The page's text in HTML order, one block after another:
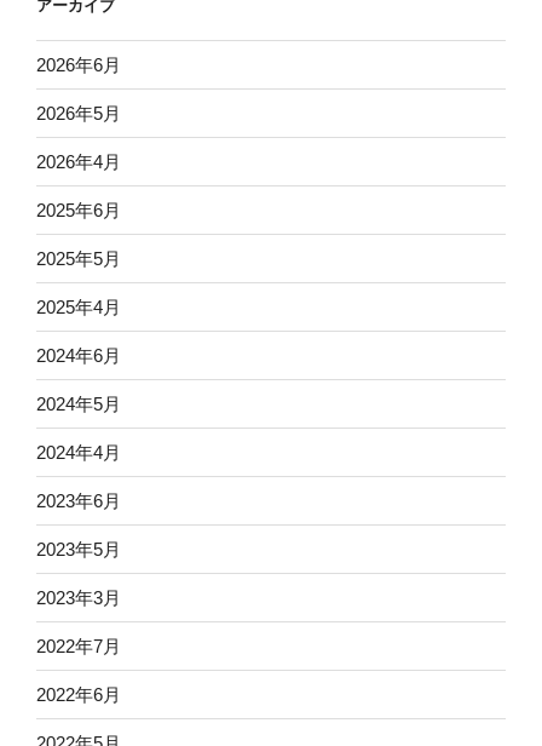
アーカイブ
2026年6月
2026年5月
2026年4月
2025年6月
2025年5月
2025年4月
2024年6月
2024年5月
2024年4月
2023年6月
2023年5月
2023年3月
2022年7月
2022年6月